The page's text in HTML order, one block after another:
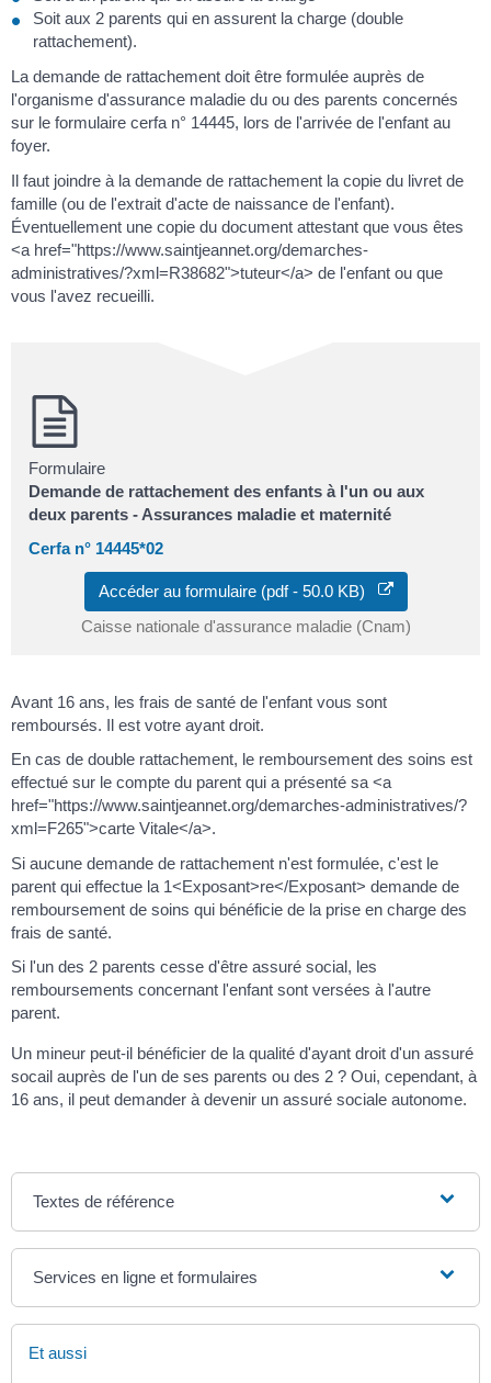
Soit aux 2 parents qui en assurent la charge (double
rattachement).
La demande de rattachement doit être formulée auprès de
l'organisme d'assurance maladie du ou des parents concernés
sur le formulaire cerfa n° 14445, lors de l'arrivée de l'enfant au
foyer.
Il faut joindre à la demande de rattachement la copie du livret de
famille (ou de l'extrait d'acte de naissance de l'enfant).
Éventuellement une copie du document attestant que vous êtes
<a href="https://www.saintjeannet.org/demarches-
administratives/?xml=R38682">tuteur</a> de l'enfant ou que
vous l'avez recueilli.
Formulaire
Demande de rattachement des enfants à l'un ou aux
deux parents - Assurances maladie et maternité
Cerfa n° 14445*02
Accéder au formulaire (pdf - 50.0 KB)
Caisse nationale d'assurance maladie (Cnam)
Avant 16 ans, les frais de santé de l'enfant vous sont
remboursés. Il est votre ayant droit.
En cas de double rattachement, le remboursement des soins est
effectué sur le compte du parent qui a présenté sa <a
href="https://www.saintjeannet.org/demarches-administratives/?
xml=F265">carte Vitale</a>.
Si aucune demande de rattachement n'est formulée, c'est le
parent qui effectue la 1<Exposant>re</Exposant> demande de
remboursement de soins qui bénéficie de la prise en charge des
frais de santé.
Si l'un des 2 parents cesse d'être assuré social, les
remboursements concernant l'enfant sont versées à l'autre
parent.
Un mineur peut-il bénéficier de la qualité d'ayant droit d'un assuré
socail auprès de l'un de ses parents ou des 2 ? Oui, cependant, à
16 ans, il peut demander à devenir un assuré sociale autonome.
Textes de référence
Services en ligne et formulaires
Et aussi